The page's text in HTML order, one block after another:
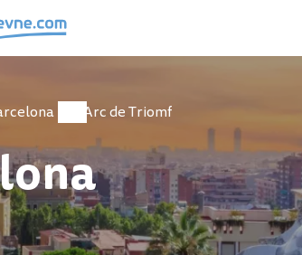
Arc de Triomf